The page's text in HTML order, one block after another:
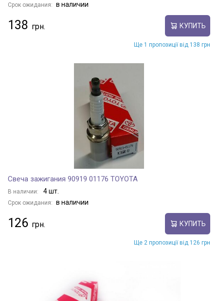
PALIO FIRE
PANDA
PANDA VAN
PULSE
PUNTO
Срок ожидания: в наличии
138 КУПИТЬ
Ще 1 пропозиції від 138 грн
Свеча зажигания 90919 01176 TOYOTA
В наличии: 4 шт.
Срок ожидания: в наличии
126 КУПИТЬ
Ще 2 пропозиції від 126 грн